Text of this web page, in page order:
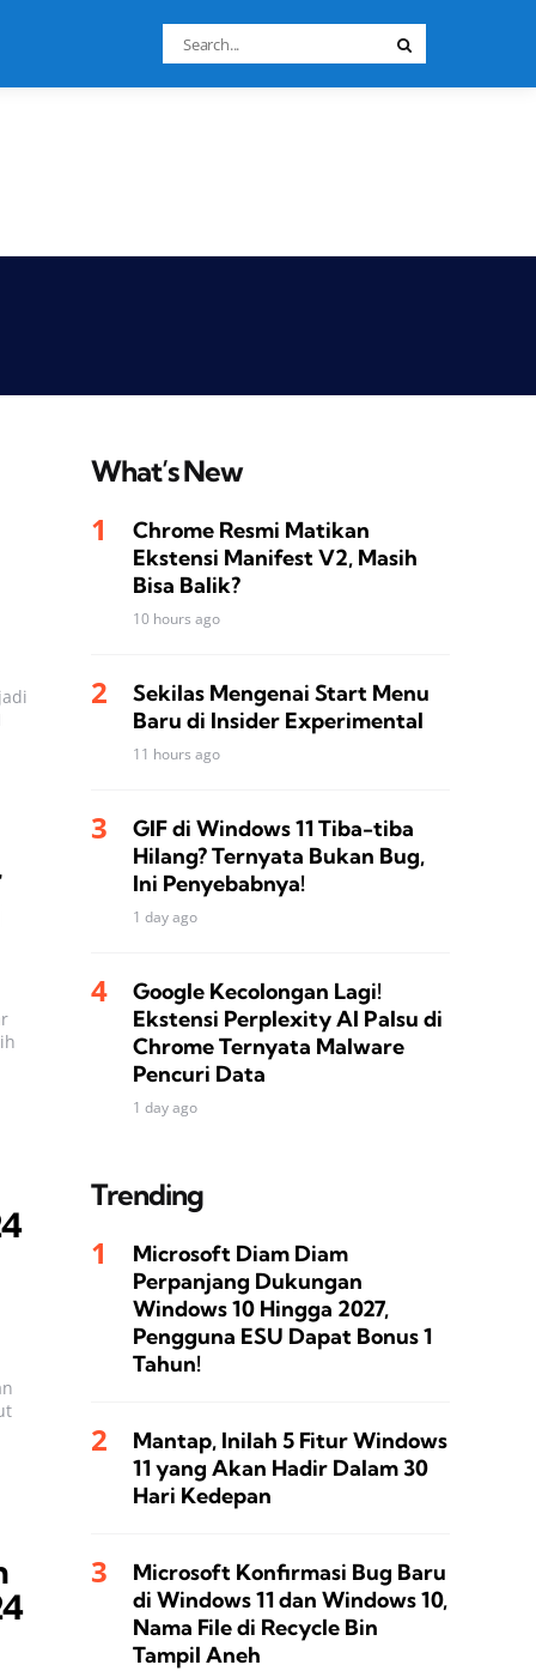
Search
for:
What’s New
Chrome Resmi Matikan
Ekstensi Manifest V2, Masih
Bisa Balik?
10 hours ago
Sekilas Mengenai Start Menu
Baru di Insider Experimental
11 hours ago
GIF di Windows 11 Tiba-tiba
Hilang? Ternyata Bukan Bug,
Ini Penyebabnya!
1 day ago
Google Kecolongan Lagi!
Ekstensi Perplexity AI Palsu di
Chrome Ternyata Malware
Pencuri Data
1 day ago
Trending
Microsoft Diam Diam
Perpanjang Dukungan
Windows 10 Hingga 2027,
Pengguna ESU Dapat Bonus 1
Tahun!
Mantap, Inilah 5 Fitur Windows
11 yang Akan Hadir Dalam 30
Hari Kedepan
Microsoft Konfirmasi Bug Baru
di Windows 11 dan Windows 10,
Nama File di Recycle Bin
Tampil Aneh